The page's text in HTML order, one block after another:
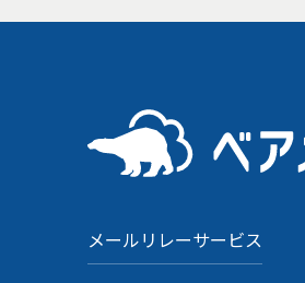
メールリレーサービス